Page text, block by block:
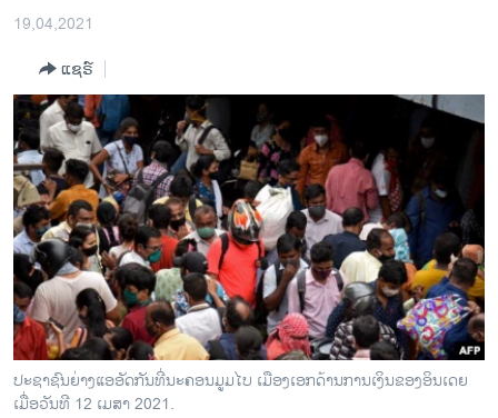
ຫາ
ຂ່າວ​ຈີນ
ໂລກ
ເອເຊຍ
ອິດສະຫຼະພາບດ້ານການຂ່າວ
ຊີວິດຊາວລາວ
ຊຸມຊົນຊາວລາວ
ວິທະຍາສາດ-ເທັກໂນໂລຈີ
ທຸລະກິດ
ພາສາອັງກິດ
ວີດີໂອ
19,04,2021
ແຊຣ໌
ປະຊາຊົນຍ່າງແອອັດກັນທີ່ນະຄອນມູມໄບ ເມືອງເອກດ້ານການເງິນຂອງອິນເດຍ
ເມື່ອວັນທີ 12 ເມສາ 2021.